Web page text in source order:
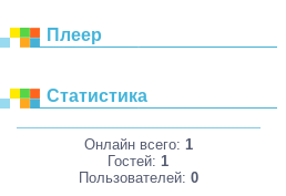
Плеер
Статистика
Онлайн всего: 1
Гостей: 1
Пользователей: 0